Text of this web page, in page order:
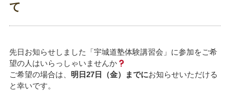
て
先日お知らせしました「宇城道塾体験講習会」に参加をご希
望の人はいらっしゃいませんか
ご希望の場合は、 明日27日（金）までにお知らせいただける
と幸いです。